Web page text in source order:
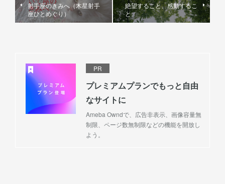
射手座のきみへ（木星射手
座ひとめぐり）
絶望すること、感動するこ
と。
PR
プレミアムプランでもっと自由
なサイトに
Ameba Owndで、広告非表示、画像容量無
制限、ページ数無制限などの機能を開放し
よう。